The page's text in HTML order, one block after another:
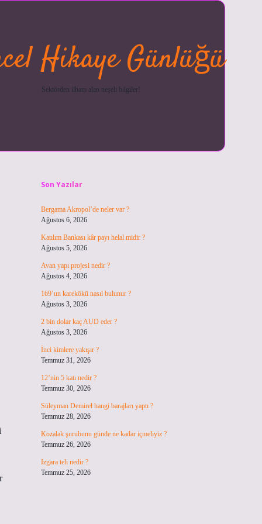
Hikaye Günlüğü
Sektörden ilham alan neşeli bilgiler!
Son Yazılar
Bergama Akropol’de neler var ?
Ağustos 6, 2026
Katılım Bankası kâr payı helal midir ?
Ağustos 5, 2026
Avan yapı projesi nedir ?
Ağustos 4, 2026
169’un karekökü nasıl bulunur ?
Ağustos 3, 2026
2 bin dolar kaç AUD eder ?
Ağustos 3, 2026
İnci kimlere yakışır ?
Temmuz 31, 2026
12’nin 5 katı nedir ?
Temmuz 30, 2026
Süleyman Demirel hangi barajları yaptı ?
Temmuz 28, 2026
Kozalak şurubunu günde ne kadar içmeliyiz ?
Temmuz 26, 2026
Izgara teli nedir ?
Temmuz 25, 2026